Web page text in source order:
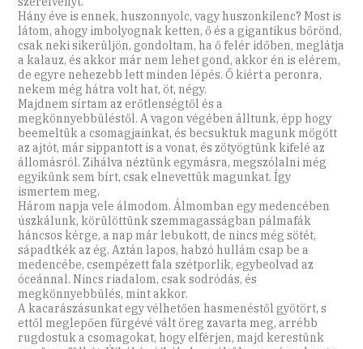
Hány éve is ennek, huszonnyolc, vagy huszonkilenc? Most is
látom, ahogy imbolyognak ketten, ő és a gigantikus bőrönd,
csak neki sikerüljön, gondoltam, ha ő felér időben, meglátja
a kalauz, és akkor már nem lehet gond, akkor én is elérem,
de egyre nehezebb lett minden lépés. Ő kiért a peronra,
nekem még hátra volt hat, öt, négy.
Majdnem sírtam az erőtlenségtől és a
megkönnyebbüléstől. A vagon végében álltunk, épp hogy
beemeltük a csomagjainkat, és becsuktuk magunk mögött
az ajtót, már sippantott is a vonat, és zötyögtünk kifelé az
állomásról. Zihálva néztünk egymásra, megszólalni még
egyikünk sem bírt, csak elnevettük magunkat. Így
ismertem meg.
Három napja vele álmodom. Álmomban egy medencében
úszkálunk, körülöttünk szemmagasságban pálmafák
háncsos kérge, a nap már lebukott, de nincs még sötét,
sápadtkék az ég. Aztán lapos, habzó hullám csap be a
medencébe, csempézett fala szétporlik, egybeolvad az
óceánnal. Nincs riadalom, csak sodródás, és
megkönnyebbülés, mint akkor.
A kacarászásunkat egy vélhetően hasmenéstől gyötört, s
ettől meglepően fürgévé vált öreg zavarta meg, arrébb
rugdostuk a csomagokat, hogy elférjen, majd kerestünk